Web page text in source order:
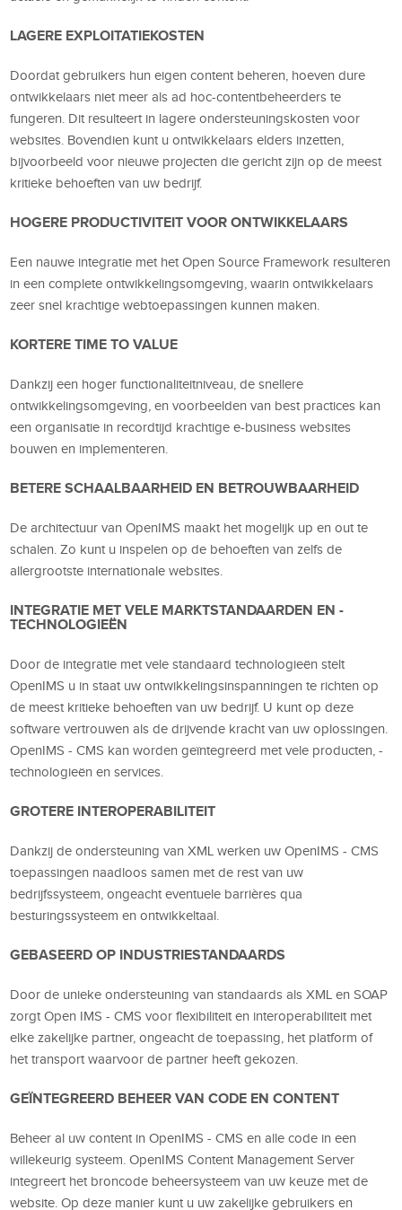
LAGERE EXPLOITATIEKOSTEN
Doordat gebruikers hun eigen content beheren, hoeven dure
ontwikkelaars niet meer als ad hoc-contentbeheerders te
fungeren. Dit resulteert in lagere ondersteuningskosten voor
websites. Bovendien kunt u ontwikkelaars elders inzetten,
bijvoorbeeld voor nieuwe projecten die gericht zijn op de meest
kritieke behoeften van uw bedrijf.
HOGERE PRODUCTIVITEIT VOOR ONTWIKKELAARS
Een nauwe integratie met het Open Source Framework resulteren
in een complete ontwikkelingsomgeving, waarin ontwikkelaars
zeer snel krachtige webtoepassingen kunnen maken.
KORTERE TIME TO VALUE
Dankzij een hoger functionaliteitniveau, de snellere
ontwikkelingsomgeving, en voorbeelden van best practices kan
een organisatie in recordtijd krachtige e-business websites
bouwen en implementeren.
BETERE SCHAALBAARHEID EN BETROUWBAARHEID
De architectuur van OpenIMS maakt het mogelijk up en out te
schalen. Zo kunt u inspelen op de behoeften van zelfs de
allergrootste internationale websites.
INTEGRATIE MET VELE MARKTSTANDAARDEN EN -
TECHNOLOGIEËN
Door de integratie met vele standaard technologieën stelt
OpenIMS u in staat uw ontwikkelingsinspanningen te richten op
de meest kritieke behoeften van uw bedrijf. U kunt op deze
software vertrouwen als de drijvende kracht van uw oplossingen.
OpenIMS - CMS kan worden geïntegreerd met vele producten, -
technologieën en services.
GROTERE INTEROPERABILITEIT
Dankzij de ondersteuning van XML werken uw OpenIMS - CMS
toepassingen naadloos samen met de rest van uw
bedrijfssysteem, ongeacht eventuele barrières qua
besturingssysteem en ontwikkeltaal.
GEBASEERD OP INDUSTRIESTANDAARDS
Door de unieke ondersteuning van standaards als XML en SOAP
zorgt Open IMS - CMS voor flexibiliteit en interoperabiliteit met
elke zakelijke partner, ongeacht de toepassing, het platform of
het transport waarvoor de partner heeft gekozen.
GEÏNTEGREERD BEHEER VAN CODE EN CONTENT
Beheer al uw content in OpenIMS - CMS en alle code in een
willekeurig systeem. OpenIMS Content Management Server
integreert het broncode beheersysteem van uw keuze met de
website. Op deze manier kunt u uw zakelijke gebruikers en